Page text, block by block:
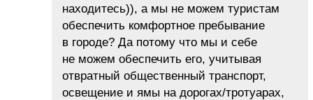
находитесь)), а мы не можем туристам
обеспечить комфортное пребывание
в городе? Да потому что мы и себе
не можем обеспечить его, учитывая
отвратный общественный транспорт,
освещение и ямы на дорогах/тротуарах,